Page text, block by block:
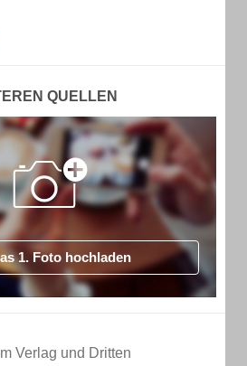
QUELLEN
1. Foto hochladen
Verlag und Dritten